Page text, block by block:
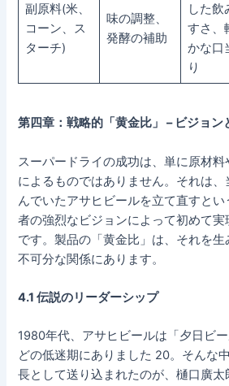
副原料(米、
コーン、ス
ターチ)
味の調整、
発酵の補助
した飲
すさ、
かな口
り
第四章：戦略的「黄金比」 – ビジョン
スーパードライの成功は、単に原材
によるものではありません。それは
んでいたアサヒビールを立て直すと
者の強烈なビジョンによって初めて
です。製品の「黄金比」は、それを生
不可分な関係にあります。
4.1 伝説のリーダーシップ
1980年代、アサヒビールは「夕日ビ
どの低迷期にありました 20。そんな
長として送り込まれたのが、樋口廣